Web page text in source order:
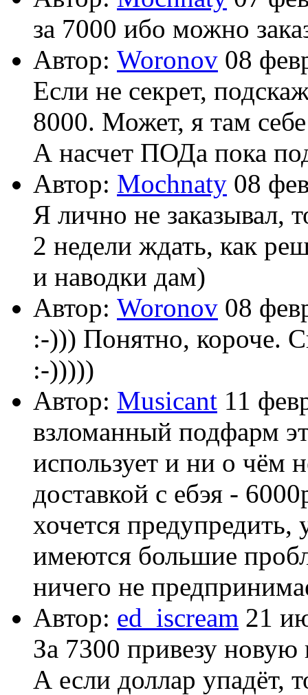
за 7000 ибо можно
Автор: Woronov 08
Если не секрет,
8000. Может, я там
А насчет ПОДа пока
Автор: Mochnaty 08
Я лично не заказывал,
2 недели ждать, как
и наводки дам)
Автор: Woronov 08
:-))) Понятно, короче.
:-)))))
Автор: Musicant 11
взломанный подфарм
использует и ни о чём
доставкой с ебэя -
хочется
имеются большие
ничего не
Автор: ed_iscream 21
За 7300 привезу
А если доллар упадёт,